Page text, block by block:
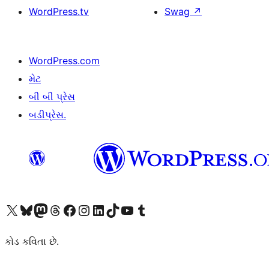
WordPress.tv
Swag ↗
WordPress.com
મેટ
બી બી પ્રેસ
બડીપ્રેસ.
અમારા X (અગાઉ ટ્વિટર) એકાઉન્ટની મુલાકાત લોઅમારા Bluesky એકાઉન્ટની મુલાકાત લોઅમારા માસ્ટોડોન એકાઉન્ટની મુલાકાત લોઅમારા Threads એકાઉન્ટની મુલાકાત લો અમારા ફેસબુક પેજની મુલાકાત લોઅમારા ઇન્સ્ટાગ્રામ એકાઉન્ટની મુલાકાત લો અમારા LinkedIn એકાઉન્ટની મુલાકાત લોઅમારા TikTok એકાઉન્ટની મુલાકાત લોઅમારી YouTube ચેનલની મુલાકાત લો અમારા Tumblr એકાઉન્ટની મુલાકાત લો
કોડ કવિતા છે.